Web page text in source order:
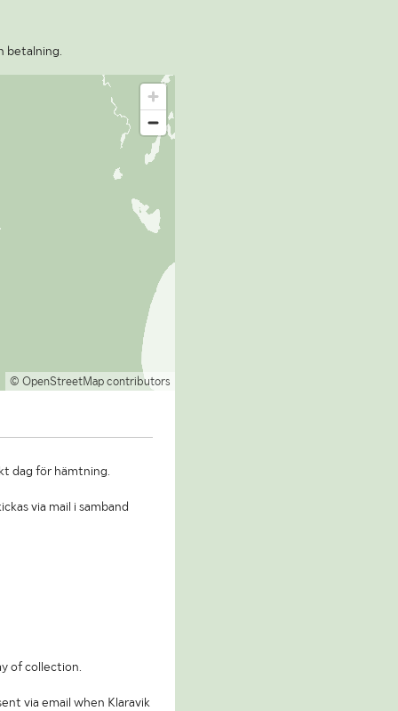
betalning.
© OpenStreetMap contributors
dag för hämtning.
via mail i samband
of collection.
via email when Klaravik